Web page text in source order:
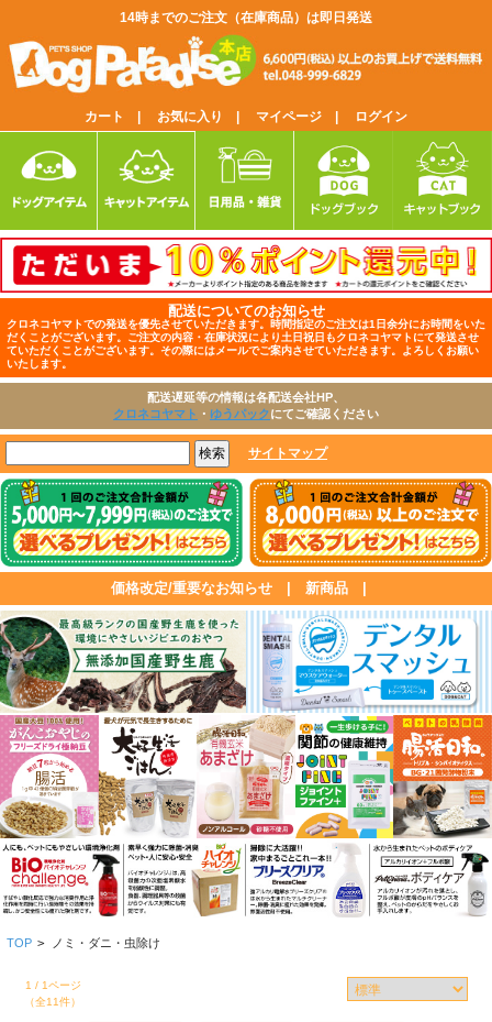
14時までのご注文（在庫商品）は即日発送
カート | お気に入り | マイページ | ログイン
配送についてのお知らせ
クロネコヤマトでの発送を優先させていただきます。時間指定のご注文は1日余分にお時間をいた
だくことがございます。ご注文の内容・在庫状況により土日祝日もクロネコヤマトにて発送させ
ていただくことがございます。その際にはメールでご案内させていただきます。よろしくお願い
いたします。
配送遅延等の情報は各配送会社HP、
クロネコヤマト ・ ゆうパックにてご確認ください
サイトマップ
価格改定/重要なお知らせ 新商品
TOP > ノミ・ダニ・虫除け
1 / 1ページ
（全11件）